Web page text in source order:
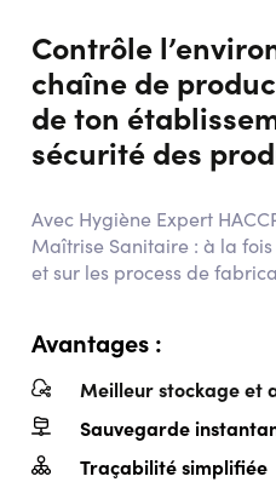
Contrôle
chaîne de
de ton
sécurité des
Avec Hygiène Expert
Maîtrise Sanitaire : à la fois
et sur les process de
Avantages :
Meilleur stockage et
Sauvegarde
Traçabilité simplifiée